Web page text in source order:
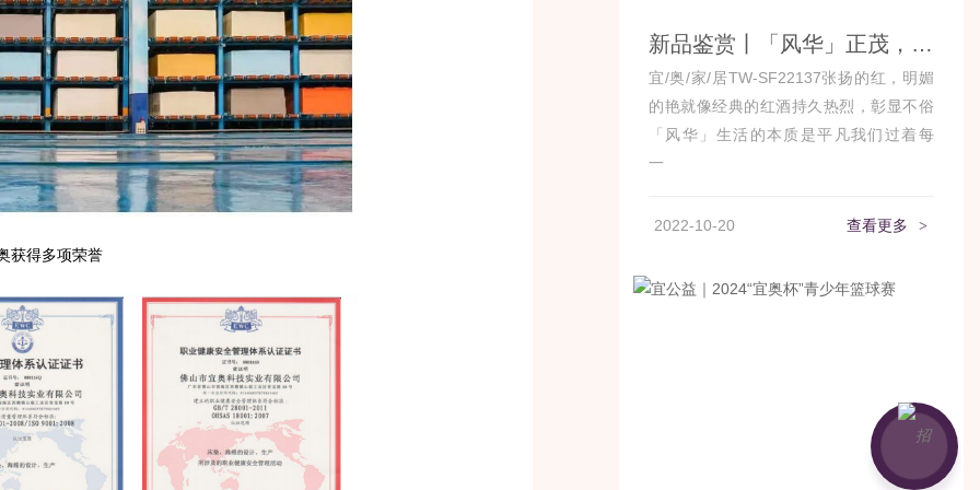
获得多项荣誉
新品鉴赏丨「风华」正茂，品味灿烂芳华
宜/奥/家/居TW-SF22137张扬的红，明媚
的艳就像经典的红酒持久热烈，彰显不俗
「风华」生活的本质是平凡我们过着每
一...
2022-10-20 查看更多 >